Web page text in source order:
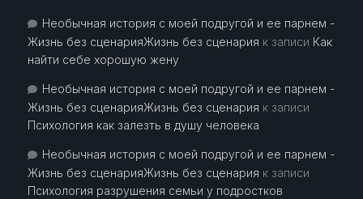
Необычная история с моей подругой и ее парнем -
Жизнь без сценарияЖизнь без сценария к записи Как
найти себе хорошую жену
Необычная история с моей подругой и ее парнем -
Жизнь без сценарияЖизнь без сценария к записи
Психология как залезть в душу человека
Необычная история с моей подругой и ее парнем -
Жизнь без сценарияЖизнь без сценария к записи
Психология разрушения семьи у подростков